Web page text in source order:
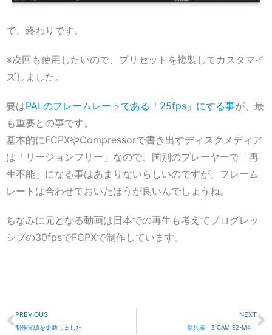
で、終わりです。
※次回も使用したいので、プリセットを複製してカスタマイ
ズしました。
要はPALのフレームレートである「25fps」にする事が、最
も重要との事です。
基本的にFCPXやCompressorで書き出すディスクメディア
は「リージョンフリー」なので、国別のプレーヤーで「再
生不能」になる事はあまりないらしいのですが、フレーム
レートは合わせておいたほうが良いんでしょうね。
ちなみに元となる動画は日本での再生も考えてプログレッ
シブの30fpsでFCPXで制作しています。
Prev
PREVIOUS
制作実績を更新しました
NEXT
新兵器「Z CAM E2-M4」